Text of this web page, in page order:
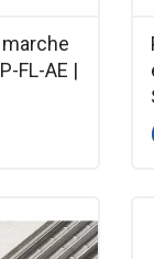
FL-AE |